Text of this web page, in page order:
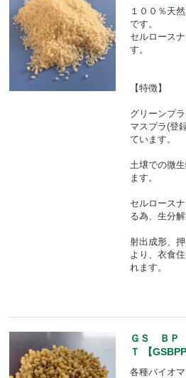
１００％天
です。
セルロース
す。
【特徴】
グリーンプ
マスプラ(登
ています。
土壌での微
ます。
セルロース
る為、生分
射出成形、
より、衣食
れます。
ＧＳ ＢＰ
Ｔ 【
各種バイオ